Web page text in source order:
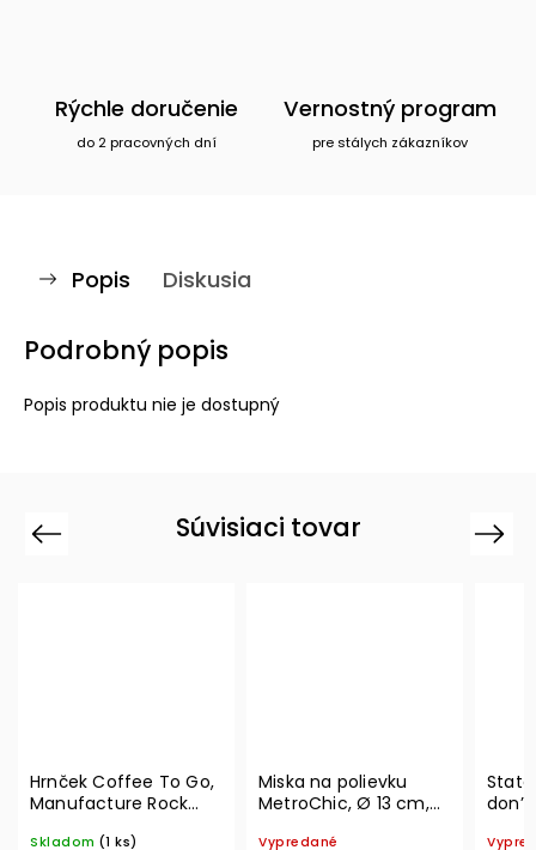
Rýchle doručenie
do 2 pracovných dní
Vernostný program
pre stálych zákazníkov
Popis Diskusia
Podrobný popis
Popis produktu nie je dostupný
Súvisiaci tovar
Previous
Hrnček Coffee To Go,
Manufacture Rock
Skladom (1 ks)
Miska na polievku
MetroChic, Ø 13 cm,
Vypredané
Next